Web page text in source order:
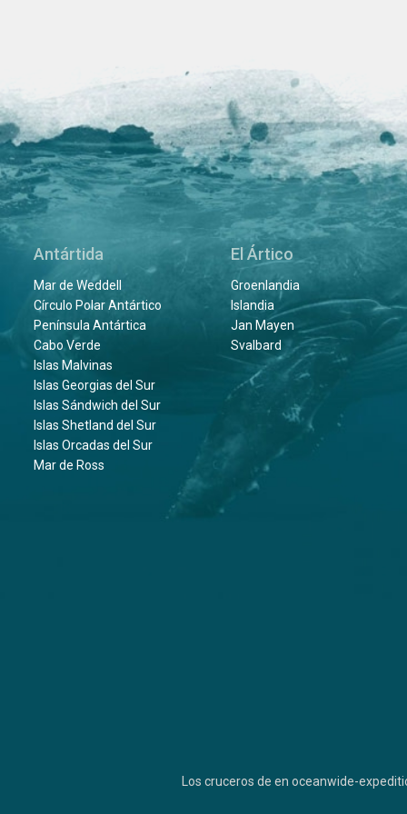
Antártida
Mar de Weddell
Círculo Polar Antártico
Península Antártica
Cabo Verde
Islas Malvinas
Islas Georgias del Sur
Islas Sándwich del Sur
Islas Shetland del Sur
Islas Orcadas del Sur
Mar de Ross
El Ártico
Groenlandia
Islandia
Jan Mayen
Svalbard
Los cruceros de en oceanwide-